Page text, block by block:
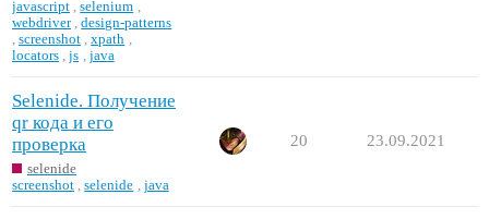
javascript ,selenium
webdriver ,design-patterns
screenshot ,xpath
locators ,js java
Selenide. Получение
qr кода и его
проверка
selenide
screenshot ,selenide java
20 23.09.2021